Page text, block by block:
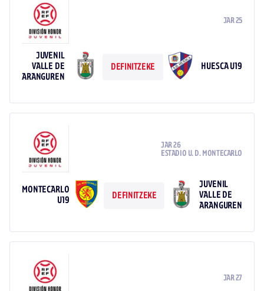
JAR 25
JUVENIL
VALLE DE
ARANGUREN
DEFINITZEKE HUESCA U19
JAR 26
ESTADIO U. D. MONTECARLO
MONTECARLO
U19
DEFINITZEKE
JUVENIL
VALLE DE
ARANGUREN
JAR 27